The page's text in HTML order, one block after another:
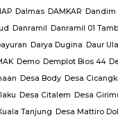
Dalmas DAMKAR Dandim
Danramil Danramil 01
Darya Dugina Daur
Demo Demplot Bios 44
Desa Body Desa
Desa Citalem Desa
Tanjung Desa Mattiro